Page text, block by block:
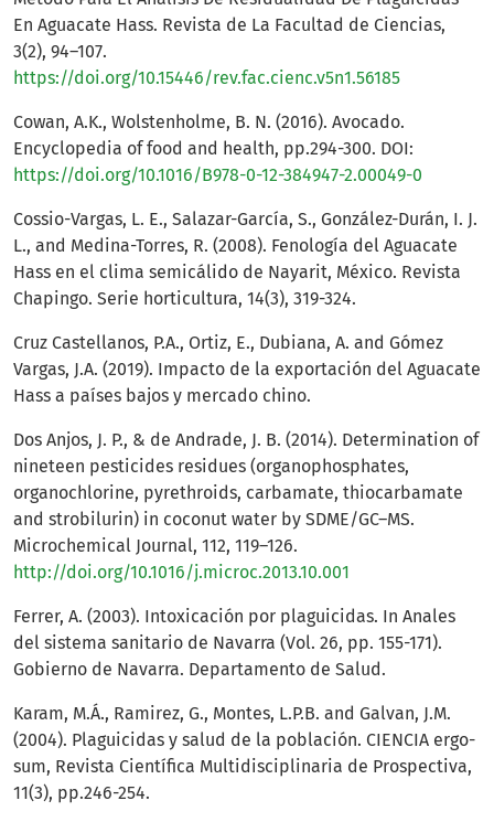
En Aguacate Hass. Revista de La Facultad de Ciencias,
3(2), 94–107.
https://doi.org/10.15446/rev.fac.cienc.v5n1.56185
Cowan, A.K., Wolstenholme, B. N. (2016). Avocado.
Encyclopedia of food and health, pp.294-300. DOI:
https://doi.org/10.1016/B978-0-12-384947-2.00049-0
Cossio-Vargas, L. E., Salazar-García, S., González-Durán, I. J.
L., and Medina-Torres, R. (2008). Fenología del Aguacate
Hass en el clima semicálido de Nayarit, México. Revista
Chapingo. Serie horticultura, 14(3), 319-324.
Cruz Castellanos, P.A., Ortiz, E., Dubiana, A. and Gómez
Vargas, J.A. (2019). Impacto de la exportación del Aguacate
Hass a países bajos y mercado chino.
Dos Anjos, J. P., & de Andrade, J. B. (2014). Determination of
nineteen pesticides residues (organophosphates,
organochlorine, pyrethroids, carbamate, thiocarbamate
and strobilurin) in coconut water by SDME/GC–MS.
Microchemical Journal, 112, 119–126.
http://doi.org/10.1016/j.microc.2013.10.001
Ferrer, A. (2003). Intoxicación por plaguicidas. In Anales
del sistema sanitario de Navarra (Vol. 26, pp. 155-171).
Gobierno de Navarra. Departamento de Salud.
Karam, M.Á., Ramirez, G., Montes, L.P.B. and Galvan, J.M.
(2004). Plaguicidas y salud de la población. CIENCIA ergo-
sum, Revista Científica Multidisciplinaria de Prospectiva,
11(3), pp.246-254.